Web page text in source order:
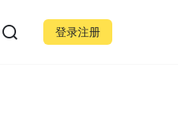
登录注册